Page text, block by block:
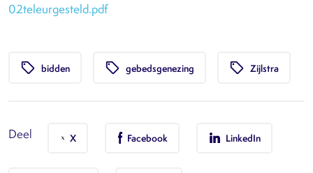
02teleurgesteld.pdf
local_offer bidden local_offer gebedsgenezing local_offer Zijlstra
Deel X Facebook LinkedIn